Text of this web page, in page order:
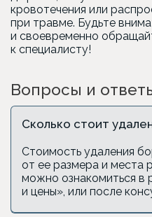
кровотечения или
при травме. Будьте
и своевременно
к специалисту!
Вопросы и
Сколько стоит
Стоимость удаления
от ее размера и места
можно ознакомиться в
и цены», или после